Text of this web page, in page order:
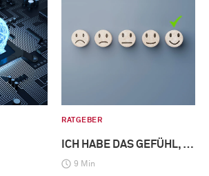
RATGEBER
ICH HABE DAS GEFÜHL, …
9 Min